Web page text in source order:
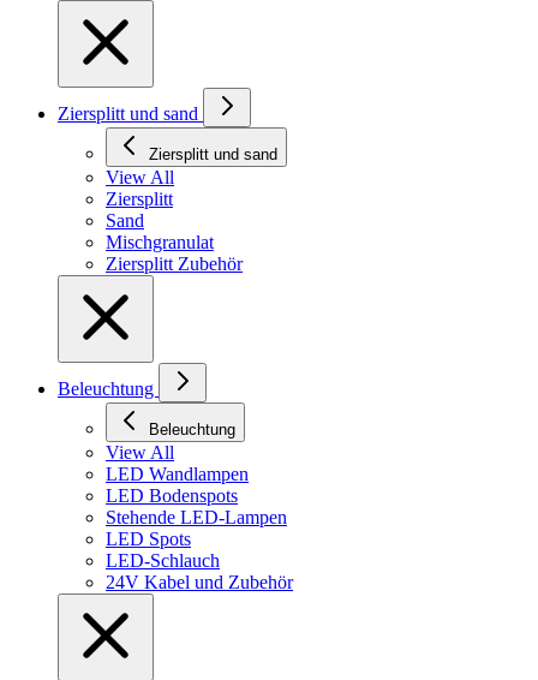
Ziersplitt und sand
Ziersplitt und sand
View All
Ziersplitt
Sand
Mischgranulat
Ziersplitt Zubehör
Beleuchtung
Beleuchtung
View All
LED Wandlampen
LED Bodenspots
Stehende LED-Lampen
LED Spots
LED-Schlauch
24V Kabel und Zubehör